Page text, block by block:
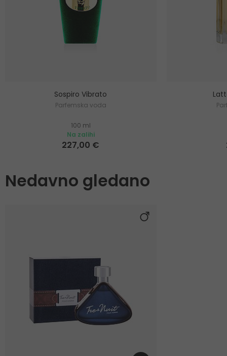
Sospiro Vibrato
Parfemska voda
100 ml
Na zalihi
227,00 €
Nedavno gledano